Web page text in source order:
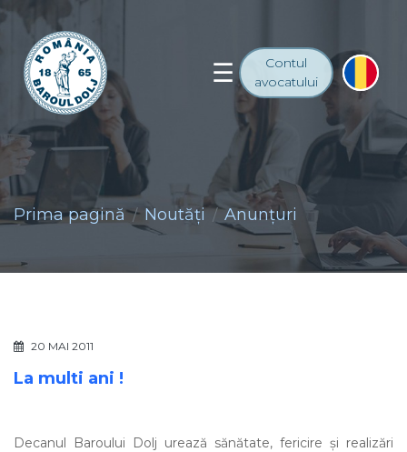
Contul
avocatului
Prima pagină Noutăţi Anunţuri
20 MAI 2011
La multi ani !
Decanul Baroului Dolj urează sănătate, fericire şi realizări